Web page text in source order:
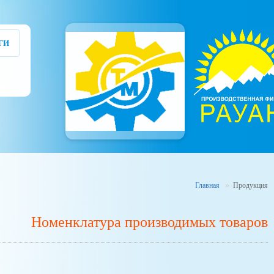
Главная Продукция
Номенклатура производимых товаров